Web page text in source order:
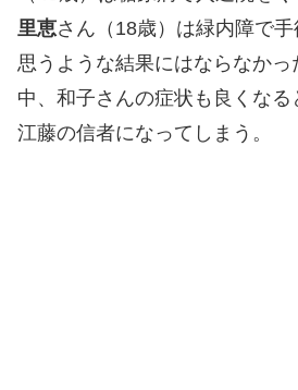
里恵さん（18歳）は緑内障で手
思うような結果にはならなか
中、和子さんの症状も良くなる
江藤の信者になってしまう。